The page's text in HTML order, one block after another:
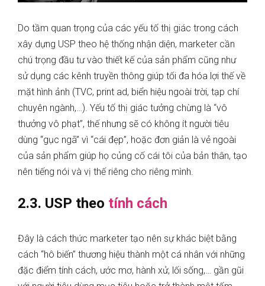
Do tầm quan trọng của các yếu tố thị giác trong cách
xây dựng USP theo hệ thống nhận diện, marketer cần
chú trọng đầu tư vào thiết kế của sản phẩm cũng như
sử dụng các kênh truyền thông giúp tối đa hóa lợi thế về
mặt hình ảnh (TVC, print ad, biển hiệu ngoài trời, tạp chí
chuyên ngành,…). Yếu tố thị giác tưởng chừng là “vô
thưởng vô phạt”, thế nhưng sẽ có không ít người tiêu
dùng “gục ngã” vì “cái đẹp”, hoặc đơn giản là vẻ ngoài
của sản phẩm giúp họ củng cố cái tôi của bản thân, tạo
nên tiếng nói và vị thế riêng cho riêng mình.
2.3. USP theo tính cách
Đây là cách thức marketer tạo nên sự khác biệt bằng
cách “hô biến” thương hiệu thành một cá nhân với những
đặc điểm tính cách, ước mơ, hành xử, lối sống,… gần gũi